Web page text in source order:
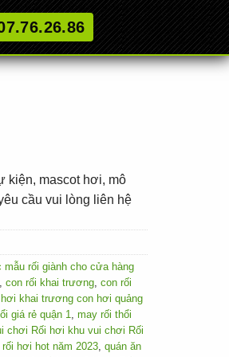
kiện, mascot hơi, mô
cầu vui lòng liên hệ
mẫu rối giành cho cửa hàng
con rối khai trương con rối
khai trương con hơi quảng
giá rẻ quận 1
may rối thổi
chơi Rối hơi khu vui chơi Rối
hơi hot năm 2023 quán ăn